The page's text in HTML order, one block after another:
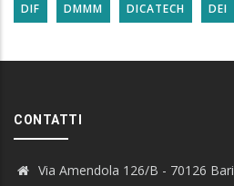
DIF DMMM DICATECH DEI
CONTATTI
Via Amendola 126/B - 70126 Bari